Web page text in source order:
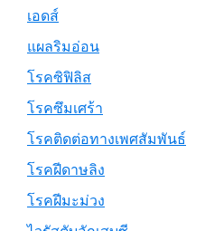
เอดส์
แผลริมอ่อน
โรคซิฟิลิส
โรคซึมเศร้า
โรคติดต่อทางเพศสัมพันธ์
โรคฝีดาษลิง
โรคฝีมะม่วง